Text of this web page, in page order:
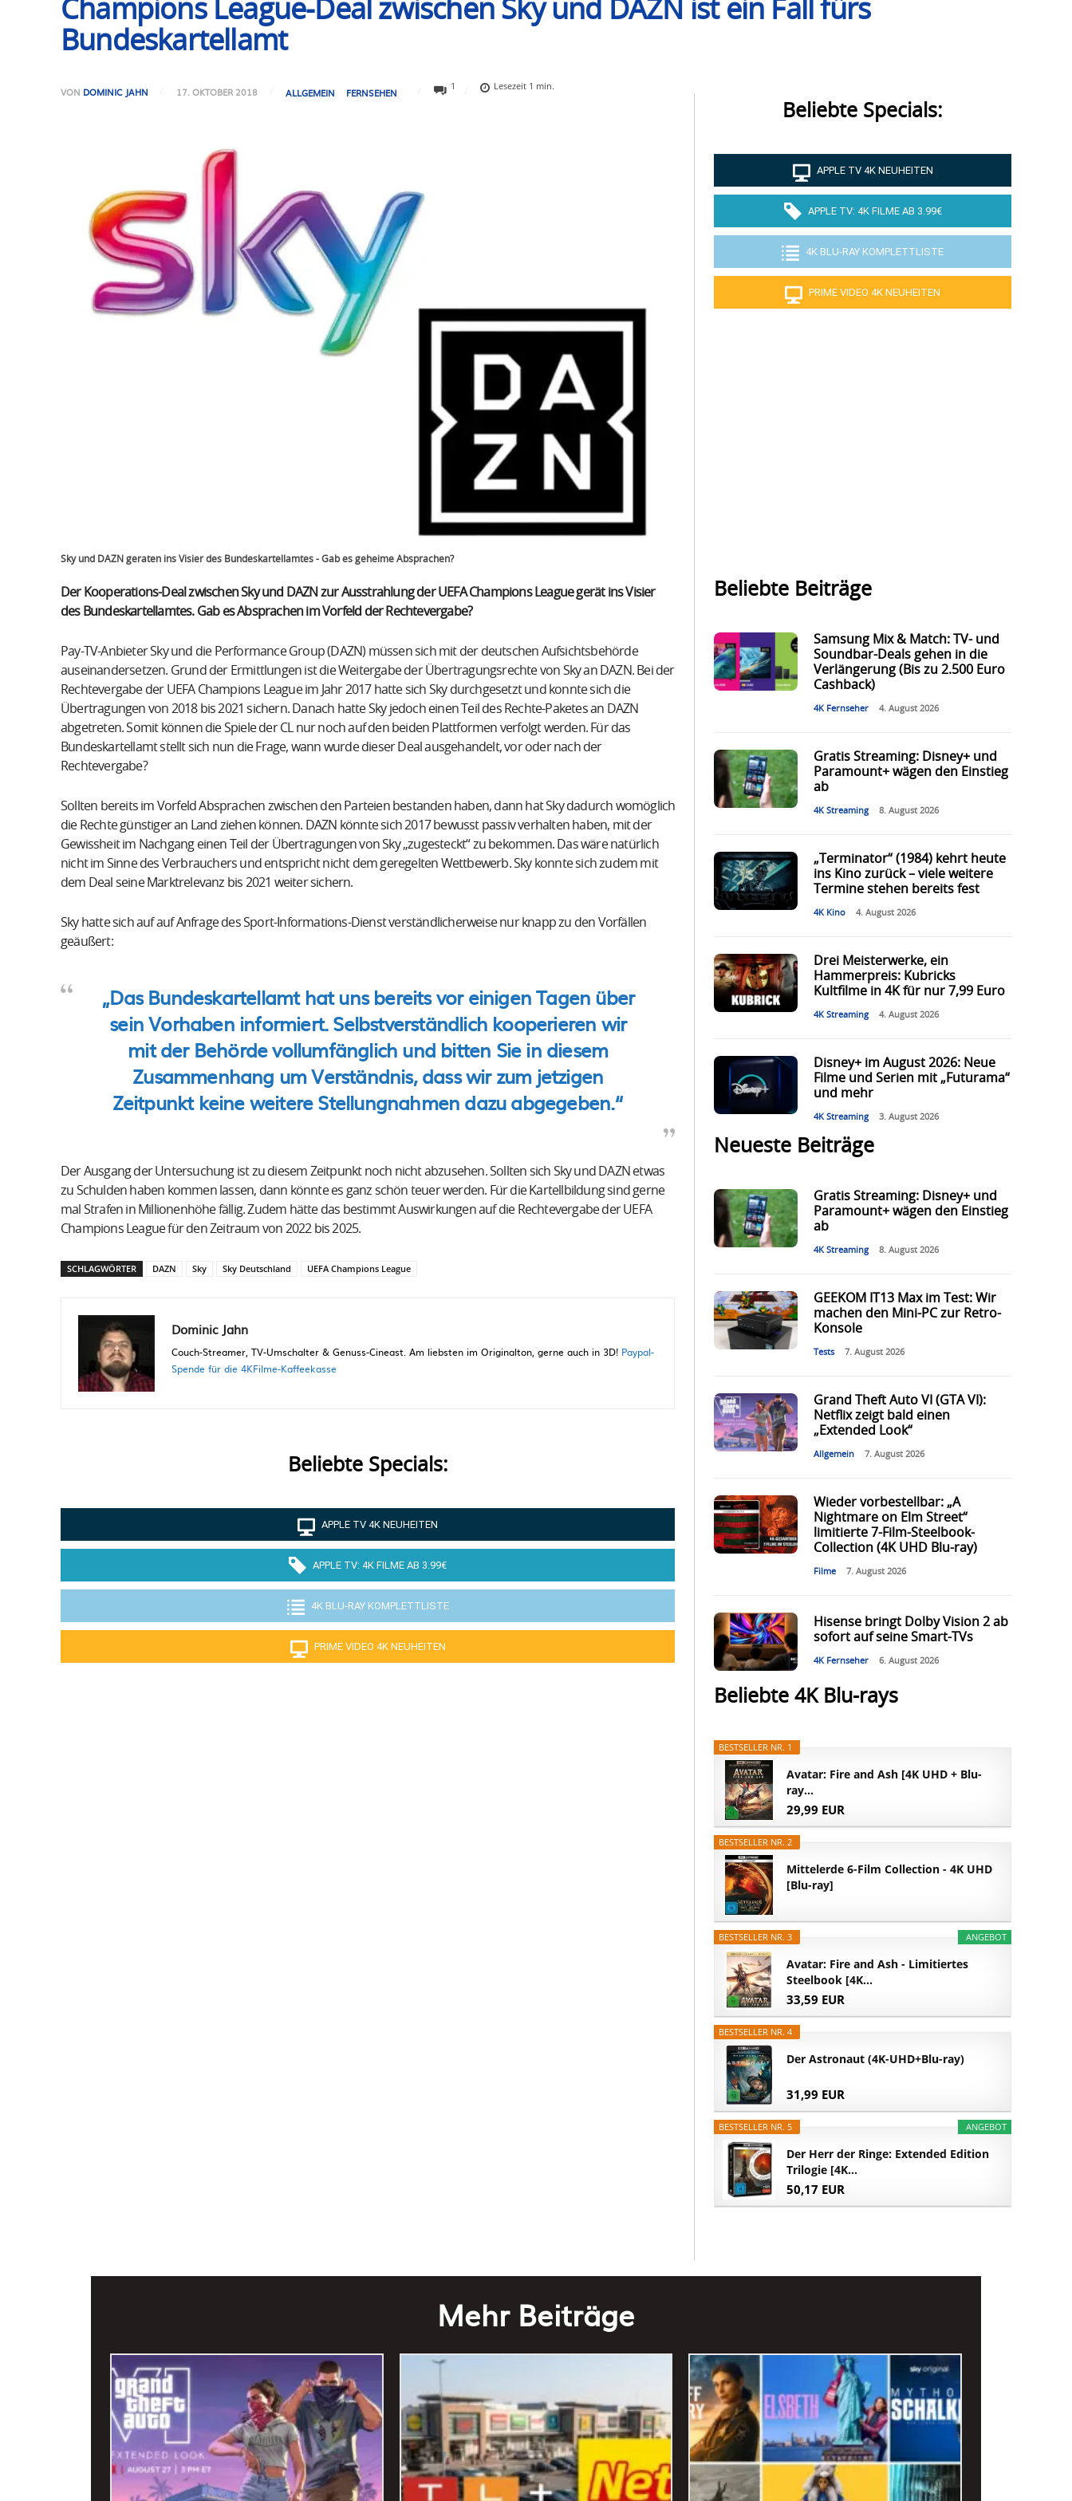
Champions League-Deal zwischen Sky und DAZN ist ein Fall fürs
Bundeskartellamt
VON DOMINIC JAHN 17. OKTOBER 2018 ALLGEMEIN FERNSEHEN
1 Lesezeit 1 min.
Sky und DAZN geraten ins Visier des Bundeskartellamtes - Gab es geheime Absprachen?
Der Kooperations-Deal zwischen Sky und DAZN zur Ausstrahlung der UEFA Champions League gerät ins Visier
des Bundeskartellamtes. Gab es Absprachen im Vorfeld der Rechtevergabe?
Pay-TV-Anbieter Sky und die Performance Group (DAZN) müssen sich mit der deutschen Aufsichtsbehörde
auseinandersetzen. Grund der Ermittlungen ist die Weitergabe der Übertragungsrechte von Sky an DAZN. Bei der
Rechtevergabe der UEFA Champions League im Jahr 2017 hatte sich Sky durchgesetzt und konnte sich die
Übertragungen von 2018 bis 2021 sichern. Danach hatte Sky jedoch einen Teil des Rechte-Paketes an DAZN
abgetreten. Somit können die Spiele der CL nur noch auf den beiden Plattformen verfolgt werden. Für das
Bundeskartellamt stellt sich nun die Frage, wann wurde dieser Deal ausgehandelt, vor oder nach der
Rechtevergabe?
Sollten bereits im Vorfeld Absprachen zwischen den Parteien bestanden haben, dann hat Sky dadurch womöglich
die Rechte günstiger an Land ziehen können. DAZN könnte sich 2017 bewusst passiv verhalten haben, mit der
Gewissheit im Nachgang einen Teil der Übertragungen von Sky „zugesteckt“ zu bekommen. Das wäre natürlich
nicht im Sinne des Verbrauchers und entspricht nicht dem geregelten Wettbewerb. Sky konnte sich zudem mit
dem Deal seine Marktrelevanz bis 2021 weiter sichern.
Sky hatte sich auf auf Anfrage des Sport-Informations-Dienst verständlicherweise nur knapp zu den Vorfällen
geäußert:
„Das Bundeskartellamt hat uns bereits vor einigen Tagen über
sein Vorhaben informiert. Selbstverständlich kooperieren wir
mit der Behörde vollumfänglich und bitten Sie in diesem
Zusammenhang um Verständnis, dass wir zum jetzigen
Zeitpunkt keine weitere Stellungnahmen dazu abgegeben.“
Der Ausgang der Untersuchung ist zu diesem Zeitpunkt noch nicht abzusehen. Sollten sich Sky und DAZN etwas
zu Schulden haben kommen lassen, dann könnte es ganz schön teuer werden. Für die Kartellbildung sind gerne
mal Strafen in Millionenhöhe fällig. Zudem hätte das bestimmt Auswirkungen auf die Rechtevergabe der UEFA
Champions League für den Zeitraum von 2022 bis 2025.
SCHLAGWÖRTER DAZN Sky Sky Deutschland UEFA Champions League
Dominic Jahn
Couch-Streamer, TV-Umschalter & Genuss-Cineast. Am liebsten im Originalton, gerne auch in 3D! Paypal-
Spende für die 4KFilme-Kaffeekasse
Beliebte Specials:
APPLE TV 4K NEUHEITEN
APPLE TV: 4K FILME AB 3.99€
4K BLU-RAY KOMPLETTLISTE
PRIME VIDEO 4K NEUHEITEN
Beliebte Specials:
APPLE TV 4K NEUHEITEN
APPLE TV: 4K FILME AB 3.99€
4K BLU-RAY KOMPLETTLISTE
PRIME VIDEO 4K NEUHEITEN
Beliebte Beiträge
Samsung Mix & Match: TV- und
Soundbar-Deals gehen in die
Verlängerung (Bis zu 2.500 Euro
Cashback)
4K Fernseher 4. August 2026
Gratis Streaming: Disney+ und
Paramount+ wägen den Einstieg
ab
4K Streaming 8. August 2026
„Terminator“ (1984) kehrt heute
ins Kino zurück – viele weitere
Termine stehen bereits fest
4K Kino 4. August 2026
Drei Meisterwerke, ein
Hammerpreis: Kubricks
Kultfilme in 4K für nur 7,99 Euro
4K Streaming 4. August 2026
Disney+ im August 2026: Neue
Filme und Serien mit „Futurama“
und mehr
4K Streaming 3. August 2026
Neueste Beiträge
Gratis Streaming: Disney+ und
Paramount+ wägen den Einstieg
ab
4K Streaming 8. August 2026
GEEKOM IT13 Max im Test: Wir
machen den Mini-PC zur Retro-
Konsole
Tests 7. August 2026
Grand Theft Auto VI (GTA VI):
Netflix zeigt bald einen
„Extended Look“
Allgemein 7. August 2026
Wieder vorbestellbar: „A
Nightmare on Elm Street“
limitierte 7-Film-Steelbook-
Collection (4K UHD Blu-ray)
Filme 7. August 2026
Hisense bringt Dolby Vision 2 ab
sofort auf seine Smart-TVs
4K Fernseher 6. August 2026
Beliebte 4K Blu-rays
BESTSELLER NR. 1
Avatar: Fire and Ash [4K UHD + Blu-
ray...
29,99 EUR
BESTSELLER NR. 2
Mittelerde 6-Film Collection - 4K UHD
[Blu-ray]
ANGEBOT
BESTSELLER NR. 3
Avatar: Fire and Ash - Limitiertes
Steelbook [4K...
33,59 EUR
BESTSELLER NR. 4
Der Astronaut (4K-UHD+Blu-ray)
31,99 EUR
ANGEBOT
BESTSELLER NR. 5
Der Herr der Ringe: Extended Edition
Trilogie [4K...
50,17 EUR
Mehr Beiträge